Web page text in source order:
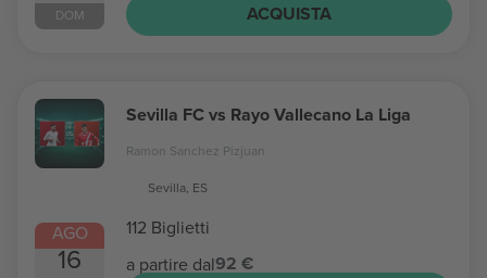
DOM
ACQUISTA
AGO
16
Sevilla FC vs Rayo Vallecano La Liga
Ramon Sanchez Pizjuan
Sevilla, ES
112 Biglietti
a partire dal92 €